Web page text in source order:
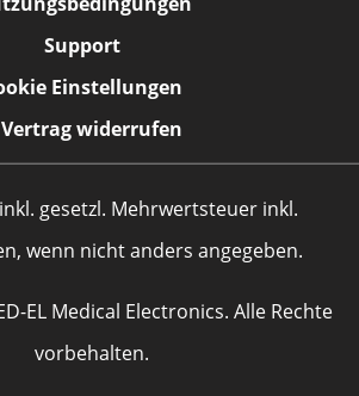
Support
Einstellungen
Vertrag widerrufen
gesetzl. Mehrwertsteuer inkl.
wenn nicht anders angegeben.
EL Medical Electronics. Alle Rechte
vorbehalten.